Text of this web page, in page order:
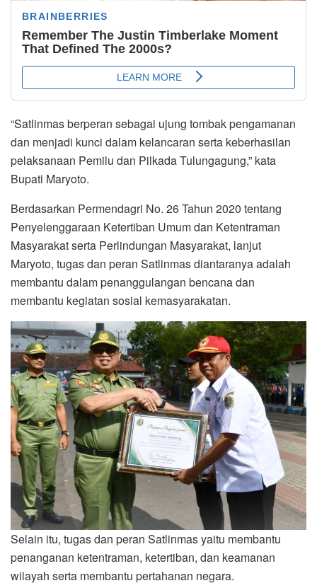
“Satlinmas berperan sebagai ujung tombak pengamanan
dan menjadi kunci dalam kelancaran serta keberhasilan
pelaksanaan Pemilu dan Pilkada Tulungagung,” kata
Bupati Maryoto.
Berdasarkan Permendagri No. 26 Tahun 2020 tentang
Penyelenggaraan Ketertiban Umum dan Ketentraman
Masyarakat serta Perlindungan Masyarakat, lanjut
Maryoto, tugas dan peran Satlinmas diantaranya adalah
membantu dalam penanggulangan bencana dan
membantu kegiatan sosial kemasyarakatan.
Selain itu, tugas dan peran Satlinmas yaitu membantu
penanganan ketentraman, ketertiban, dan keamanan
wilayah serta membantu pertahanan negara.